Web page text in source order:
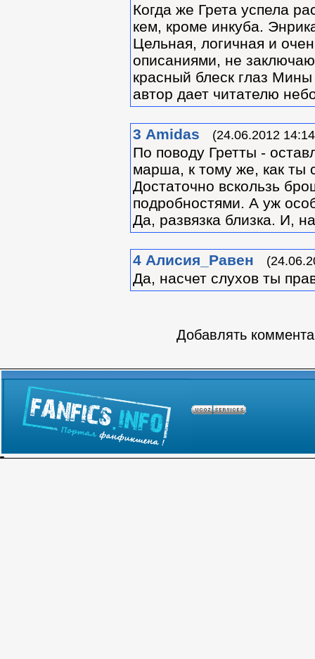
Когда же Грета успела
кем, кроме инкуба.
Цельная, логичная и
описаниями, не
красный блеск глаз
автор дает читателю
3 Amidas (24.06.2012
По поводу Гретты -
марша, к тому же, как ты
Достаточно вскользь
подробностями. А уж
Да, развязка близка. И,
4 Алиcия_Равен
Да, насчет слухов ты
Добавлять